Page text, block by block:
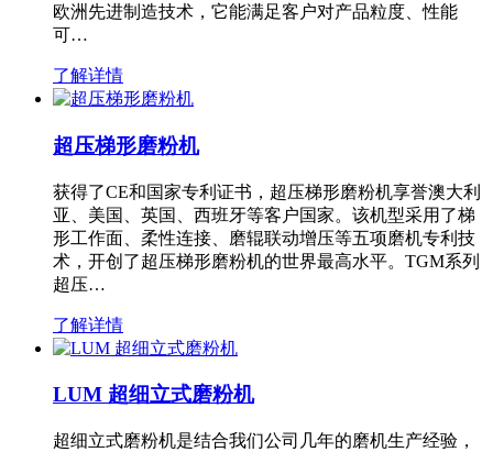
欧洲先进制造技术，它能满足客户对产品粒度、性能
可…
了解详情
超压梯形磨粉机
获得了CE和国家专利证书，超压梯形磨粉机享誉澳大利
亚、美国、英国、西班牙等客户国家。该机型采用了梯
形工作面、柔性连接、磨辊联动增压等五项磨机专利技
术，开创了超压梯形磨粉机的世界最高水平。TGM系列
超压…
了解详情
LUM 超细立式磨粉机
超细立式磨粉机是结合我们公司几年的磨机生产经验，